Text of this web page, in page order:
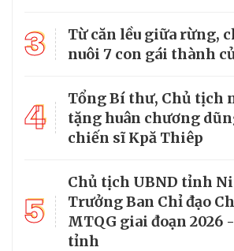
3
Từ căn lều giữa rừng,
nuôi 7 con gái thành
4
Tổng Bí thư, Chủ tịch
tặng huân chương
chiến sĩ Kpă Thiêp
5
Chủ tịch UBND tỉnh
Trưởng Ban Chỉ đạo
MTQG giai đoạn 2026
tỉnh